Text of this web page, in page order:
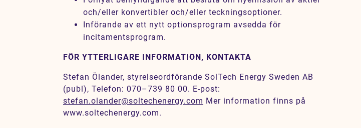
och/eller konvertibler och/eller teckningsoptioner.
Införande av ett nytt optionsprogram avsedda för
incitamentsprogram.
FÖR YTTERLIGARE INFORMATION, KONTAKTA
Stefan Ölander, styrelseordförande SolTech Energy Sweden AB
(publ), Telefon: 070–739 80 00. E-post:
stefan.olander@soltechenergy.com Mer information finns på
www.soltechenergy.com.